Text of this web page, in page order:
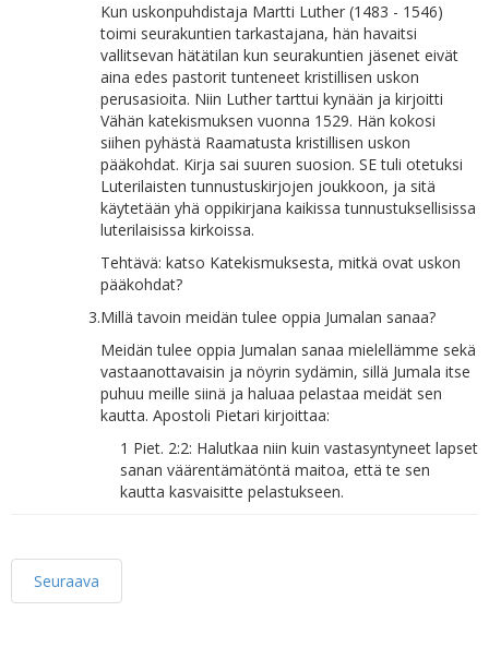
Kun uskonpuhdistaja Martti Luther (1483 - 1546)
toimi seurakuntien tarkastajana, hän havaitsi
vallitsevan hätätilan kun seurakuntien jäsenet eivät
aina edes pastorit tunteneet kristillisen uskon
perusasioita. Niin Luther tarttui kynään ja kirjoitti
Vähän katekismuksen vuonna 1529. Hän kokosi
siihen pyhästä Raamatusta kristillisen uskon
pääkohdat. Kirja sai suuren suosion. SE tuli otetuksi
Luterilaisten tunnustuskirjojen joukkoon, ja sitä
käytetään yhä oppikirjana kaikissa tunnustuksellisissa
luterilaisissa kirkoissa.
Tehtävä: katso Katekismuksesta, mitkä ovat uskon
pääkohdat?
3.Millä tavoin meidän tulee oppia Jumalan sanaa?
Meidän tulee oppia Jumalan sanaa mielellämme sekä
vastaanottavaisin ja nöyrin sydämin, sillä Jumala itse
puhuu meille siinä ja haluaa pelastaa meidät sen
kautta. Apostoli Pietari kirjoittaa:
1 Piet. 2:2: Halutkaa niin kuin vastasyntyneet lapset
sanan väärentämätöntä maitoa, että te sen
kautta kasvaisitte pelastukseen.
Seuraava